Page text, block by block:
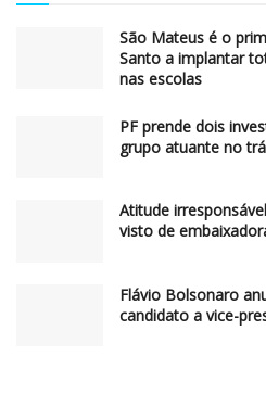
São Mateus é o
Santo a implantar
nas escolas
PF prende dois
grupo atuante no
Atitude
visto de
Flávio Bolsonaro
candidato a vice-